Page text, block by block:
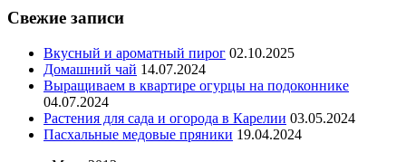
Свежие записи
Вкусный и ароматный пирог 02.10.2025
Домашний чай 14.07.2024
Выращиваем в квартире огурцы на подоконнике
04.07.2024
Растения для сада и огорода в Карелии 03.05.2024
Пасхальные медовые пряники 19.04.2024